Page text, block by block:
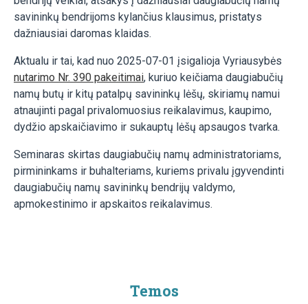
savininkų bendrijoms kylančius klausimus, pristatys
dažniausiai daromas klaidas.
Aktualu ir tai, kad nuo 2025-07-01 įsigalioja Vyriausybės
nutarimo Nr. 390 pakeitimai, kuriuo keičiama daugiabučių
namų butų ir kitų patalpų savininkų lėšų, skiriamų namui
atnaujinti pagal privalomuosius reikalavimus, kaupimo,
dydžio apskaičiavimo ir sukauptų lėšų apsaugos tvarka.
Seminaras skirtas daugiabučių namų administratoriams,
pirmininkams ir buhalteriams, kuriems privalu įgyvendinti
daugiabučių namų savininkų bendrijų valdymo,
apmokestinimo ir apskaitos reikalavimus.
Temos